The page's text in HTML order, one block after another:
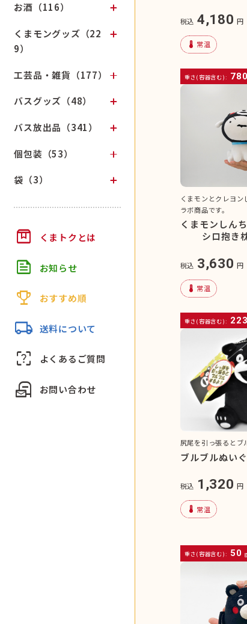
お酒（116）
くまモングッズ（22
9）
工芸品・雑貨（177）
バスグッズ（48）
バス放出品（341）
個包装（53）
袋（3）
box くまトクとは
feed お知らせ
trophy おすすめ順
local_shipping 送料について
indeterminate_question_box よくあるご質問
local_post_office お問い合わせ
税込 4,180 円
device_thermostat 常温
重さ(容器含む): 780
くまモンとクレヨン
ラボ商品です。
くまモンしん
シロ抱き
税込 3,630 円
device_thermostat 常温
重さ(容器含む): 223
尻尾を引っ張るとブ
ブルブルぬい
税込 1,320 円
device_thermostat 常温
重さ(容器含む): 50 g